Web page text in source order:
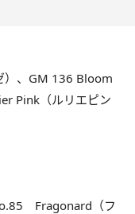
）、GM 136 Bloom
Pink（ルリエピン
Fragonard（フ